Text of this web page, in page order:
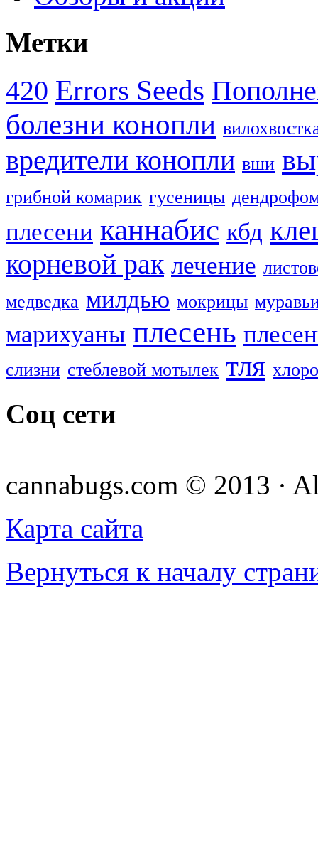
Метки
420 Errors Seeds
болезни конопли
вредители конопли вши
грибной комарик гусеницы
плесени каннабис кбд
корневой рак лечение
медведка милдью мокрицы
марихуаны плесень
слизни стеблевой мотылек тля
Соц сети
cannabugs.com © 2013 ·
Карта сайта
Вернуться к началу